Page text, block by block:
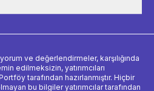
ve değerlendirmeler, karşılığında
edilmeksizin, yatırımcıları
tarafından hazırlanmıştır. Hiçbir
bu bilgiler yatırımcılar tarafından